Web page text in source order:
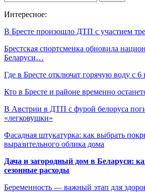
Интересное:
В Бресте произошло ДТП с участием
Брестская спортсменка обновила
Беларуси…
Где в Бресте отключат горячую воду с
Кто в Бресте и районе временно
В Австрии в ДТП с фурой белоруса
«легковушки»
Фасадная штукатурка: как выбрать
выразительного облика дома
Дача и загородный дом в Беларуси:
сезонные расходы
Беременность — важный этап для